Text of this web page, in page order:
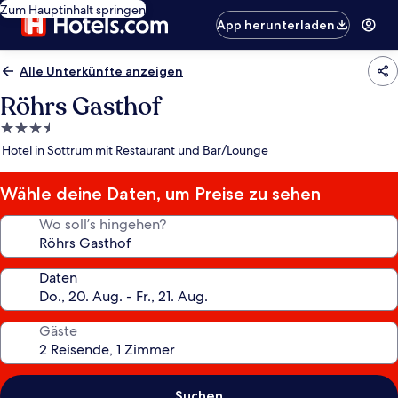
Zum Hauptinhalt springen
App herunterladen
Alle Unterkünfte anzeigen
Röhrs Gasthof
3.5-
Sterne-
Hotel in Sottrum mit Restaurant und Bar/Lounge
Wähle deine Daten, um Preise zu sehen
Wo soll’s hingehen?
Daten
Gäste